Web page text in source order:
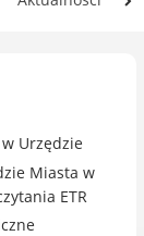
i roczna
Urzędzie
Miasta w
ETR